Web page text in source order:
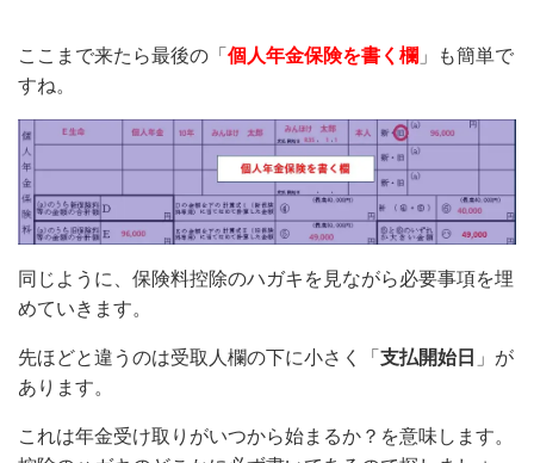
ここまで来たら最後の「 個人年金保険を書く欄 」も簡単で
すね。
同じように、保険料控除のハガキを見ながら必要事項を埋
めていきます。
先ほどと違うのは受取人欄の下に小さく「 支払開始日 」が
あります。
これは年金受け取りがいつから始まるか？を意味します。